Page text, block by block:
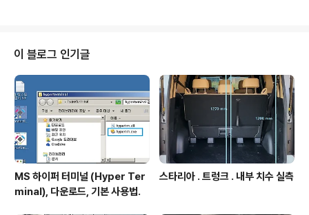
적으로 아래 그림 처럼 프로젝트 속성에서 Source Locat
ion 이라는 곳에 LXSL 경로 추가되면된다. 동영상. - 상기
상황예의 설정과정을 보이고 있다. ///1929
이 블로그 인기글
MS 하이퍼 터미널 (Hyper Ter
minal), 다운로드, 기본 사용법.
스타리아 . 트렁크 . 내부 치수 실측